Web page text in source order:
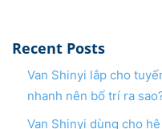
Recent Posts
Van Shinyi lắp cho
nhanh nên bố trí ra
Van Shinyi dùng cho